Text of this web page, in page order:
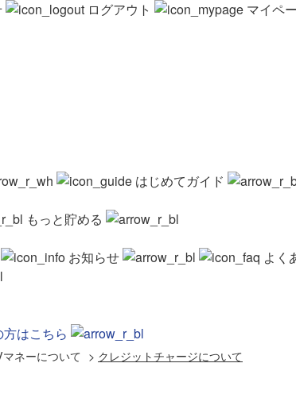
ログアウト マイペ
はじめてガイド
もっと貯める
お知らせ
よく
はこちら
ネーについて > クレジットチャージについて